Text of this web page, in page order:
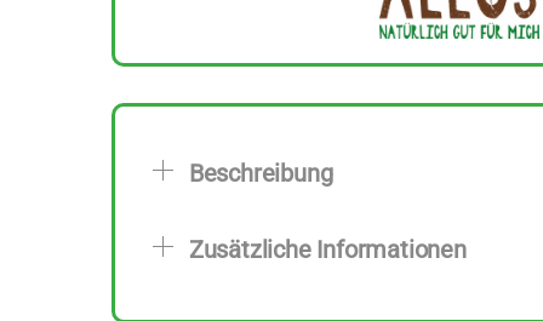
Beschreibung
Zusätzliche Informationen